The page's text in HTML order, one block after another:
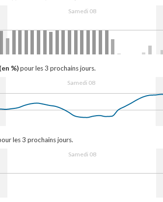
Samedi 08
(en %)pour les 3 prochains jours.
Samedi 08
les 3 prochains jours.
Samedi 08